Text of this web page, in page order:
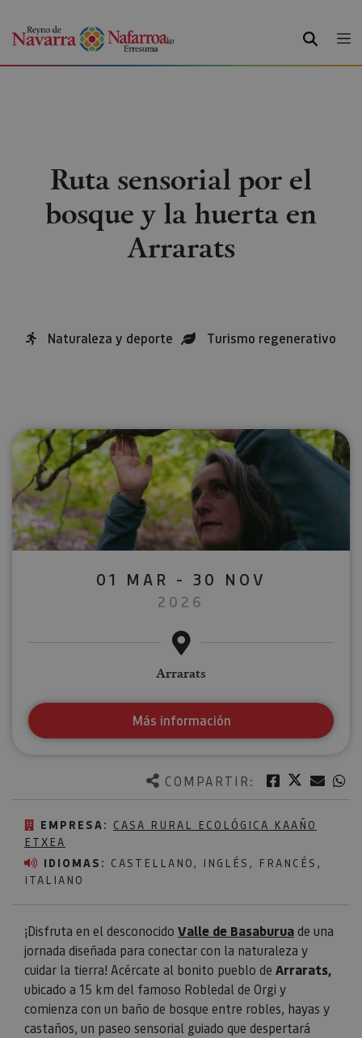
BUSCAR
Ruta sensorial por el
bosque y la huerta en
Arrarats
Naturaleza y deporte Turismo regenerativo
COMPARTIR: Facebook
Twitter
EMPRESA: CASA RURAL ECOLÓGICA KAAÑO
ETXEA
IDIOMAS: CASTELLANO, INGLÉS, FRANCÉS,
ITALIANO
¡Disfruta en el desconocido Valle de Basaburuade una
jornada diseñada para conectar con la naturaleza y
cuidar la tierra! Acércate al bonito pueblo de Arrarats,
ubicado a 15 km del famoso Robledal de Orgi y
comienza con un baño de bosque entre robles, hayas y
castaños, un paseo sensorial guiado que despertará
01 MAR - 30 NOV
2026
Arrarats
Más información